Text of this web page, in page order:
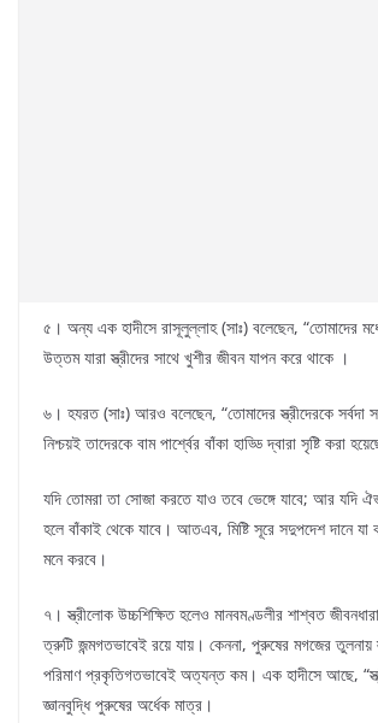
৫। অন্য এক হাদীসে রাসূলুল্লাহ (সাঃ) বলেছেন, “তোমাদের
উত্তম যারা স্ত্রীদের সাথে খুশীর জীবন যাপন করে থাকে ।
৬। হযরত (সাঃ) আরও বলেছেন, “তোমাদের স্ত্রীদেরকে সর্বদা
নিশ্চয়ই তাদেরকে বাম পার্শ্বের বাঁকা হাড্ডি দ্বারা সৃষ্টি করা
যদি তোমরা তা সোজা করতে যাও তবে ভেঙ্গে যাবে; আর যদি
হলে বাঁকাই থেকে যাবে। আতএব, মিষ্টি সূরে সদুপদেশ দানে
মনে করবে।
৭। স্ত্রীলোক উচ্চশিক্ষিত হলেও মানবমণ্ডলীর শাশ্বত
ত্রুটি জন্মগতভাবেই রয়ে যায়। কেননা, পুরুষের মগজের তুলনায়
পরিমাণ প্রকৃতিগতভাবেই অত্যন্ত কম। এক হাদীসে আছে,
জ্ঞানবুদ্ধি পুরুষের অর্ধেক মাত্র।